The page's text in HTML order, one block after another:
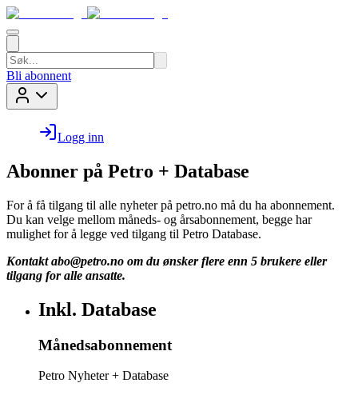
Bli abonnent
Logg inn
Abonner på Petro + Database
For å få tilgang til alle nyheter på petro.no må du ha abonnement.
Du kan velge mellom måneds- og årsabonnement, begge har
mulighet for å legge ved tilgang til Petro Database.
Kontakt abo@petro.no om du ønsker flere enn 5 brukere eller
tilgang for alle ansatte.
Inkl. Database
Månedsabonnement
Petro Nyheter + Database